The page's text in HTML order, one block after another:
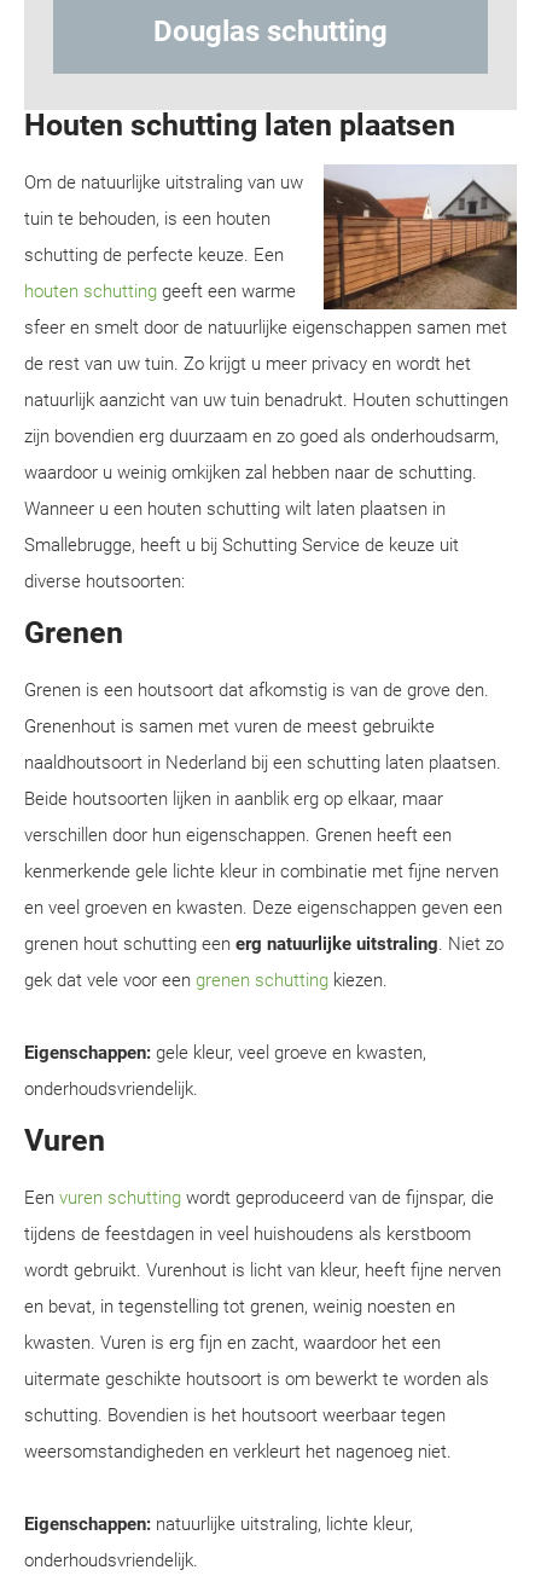
Hout-betonschutting
Houten schutting laten plaatsen
Om de natuurlijke uitstraling van uw
tuin te behouden, is een houten
schutting de perfecte keuze. Een
houten schutting geeft een warme
sfeer en smelt door de natuurlijke eigenschappen samen met
de rest van uw tuin. Zo krijgt u meer privacy en wordt het
natuurlijk aanzicht van uw tuin benadrukt. Houten schuttingen
zijn bovendien erg duurzaam en zo goed als onderhoudsarm,
waardoor u weinig omkijken zal hebben naar de schutting.
Wanneer u een houten schutting wilt laten plaatsen in
Smallebrugge, heeft u bij Schutting Service de keuze uit
diverse houtsoorten:
Grenen
Grenen is een houtsoort dat afkomstig is van de grove den.
Grenenhout is samen met vuren de meest gebruikte
naaldhoutsoort in Nederland bij een schutting laten plaatsen.
Beide houtsoorten lijken in aanblik erg op elkaar, maar
verschillen door hun eigenschappen. Grenen heeft een
kenmerkende gele lichte kleur in combinatie met fijne nerven
en veel groeven en kwasten. Deze eigenschappen geven een
grenen hout schutting een erg natuurlijke uitstraling. Niet zo
gek dat vele voor een grenen schutting kiezen.
Eigenschappen: gele kleur, veel groeve en kwasten,
onderhoudsvriendelijk.
Vuren
Een vuren schutting wordt geproduceerd van de fijnspar, die
tijdens de feestdagen in veel huishoudens als kerstboom
wordt gebruikt. Vurenhout is licht van kleur, heeft fijne nerven
en bevat, in tegenstelling tot grenen, weinig noesten en
kwasten. Vuren is erg fijn en zacht, waardoor het een
uitermate geschikte houtsoort is om bewerkt te worden als
schutting. Bovendien is het houtsoort weerbaar tegen
weersomstandigheden en verkleurt het nagenoeg niet.
Eigenschappen: natuurlijke uitstraling, lichte kleur,
onderhoudsvriendelijk.